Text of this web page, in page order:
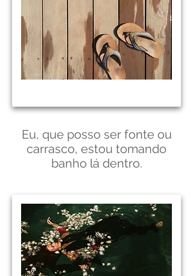
Eu, que posso ser fonte ou
carrasco, estou tomando
banho lá dentro.